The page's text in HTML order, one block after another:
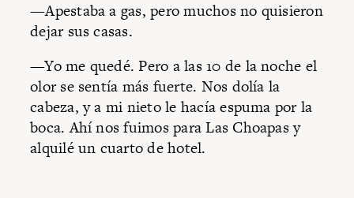
—Apestaba a gas, pero muchos no quisieron
dejar sus casas.
—Yo me quedé. Pero a las 10 de la noche el
olor se sentía más fuerte. Nos dolía la
cabeza, y a mi nieto le hacía espuma por la
boca. Ahí nos fuimos para Las Choapas y
alquilé un cuarto de hotel.